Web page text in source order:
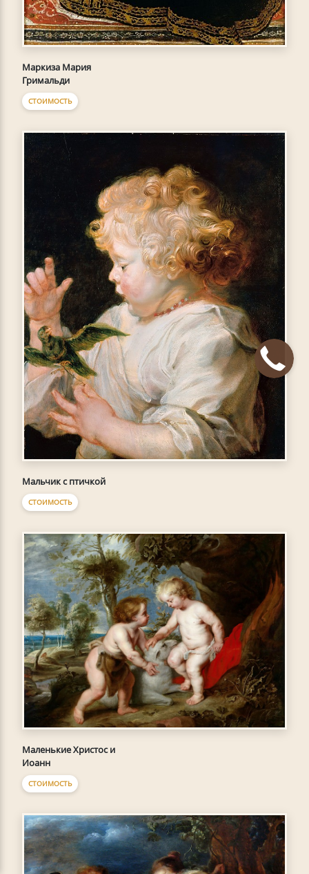
Маркиза Мария
Гримальди
СТОИМОСТЬ
Мальчик с птичкой
СТОИМОСТЬ
Маленькие Христос и
Иоанн
СТОИМОСТЬ